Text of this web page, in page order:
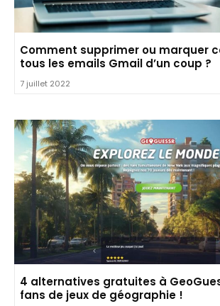
Comment supprimer ou marquer
tous les emails Gmail d’un coup ?
7 juillet 2022
4 alternatives gratuites à
fans de jeux de géographie !